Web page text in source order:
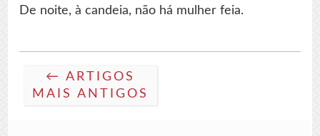
De noite, à candeia, não há mulher feia.
← ARTIGOS
MAIS ANTIGOS